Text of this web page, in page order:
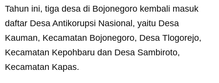
Tahun ini, tiga desa di Bojonegoro kembali masuk
daftar Desa Antikorupsi Nasional, yaitu Desa
Kauman, Kecamatan Bojonegoro, Desa Tlogorejo,
Kecamatan Kepohbaru dan Desa Sambiroto,
Kecamatan Kapas.